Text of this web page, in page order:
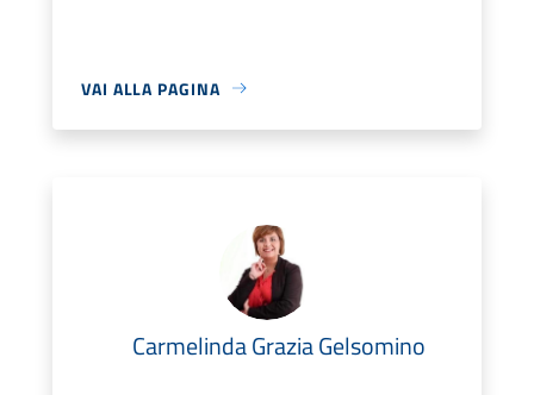
VAI ALLA PAGINA
Carmelinda Grazia Gelsomino